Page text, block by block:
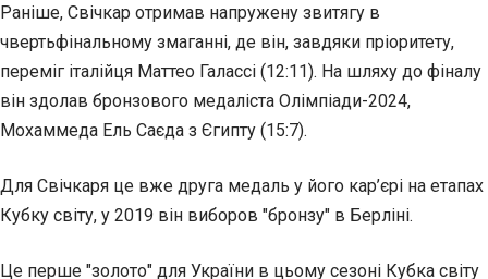
Раніше, Свічкар отримав напружену звитягу в
чвертьфінальному змаганні, де він, завдяки пріоритету,
переміг італійця Маттео Галассі (12:11). На шляху до фіналу
він здолав бронзового медаліста Олімпіади-2024,
Мохаммеда Ель Саєда з Єгипту (15:7).
Для Свічкаря це вже друга медаль у його кар’єрі на етапах
Кубку світу, у 2019 він виборов "бронзу" в Берліні.
Це перше "золото" для України в цьому сезоні Кубка світу